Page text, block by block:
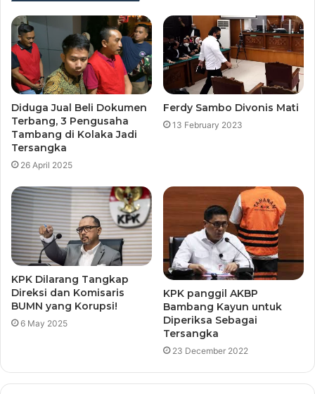
Diduga Jual Beli Dokumen
Terbang, 3 Pengusaha
Tambang di Kolaka Jadi
Tersangka
26 April 2025
Ferdy Sambo Divonis Mati
13 February 2023
KPK Dilarang Tangkap
Direksi dan Komisaris
BUMN yang Korupsi!
6 May 2025
KPK panggil AKBP
Bambang Kayun untuk
Diperiksa Sebagai
Tersangka
23 December 2022